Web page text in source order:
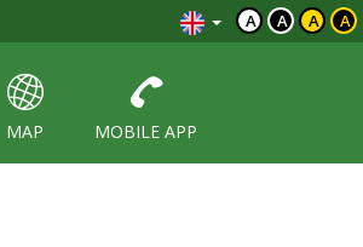
A A A A
MAP
MOBILE APP